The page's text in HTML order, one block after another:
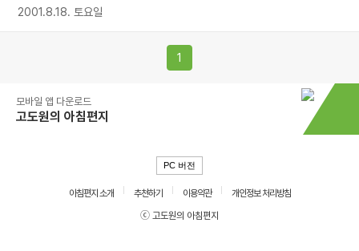
2001.8.18. 토요일
1
모바일 앱 다운로드
고도원의 아침편지
PC 버전
아침편지 소개 추천하기 이용약관
개인정보 처리방침
ⓒ 고도원의 아침편지